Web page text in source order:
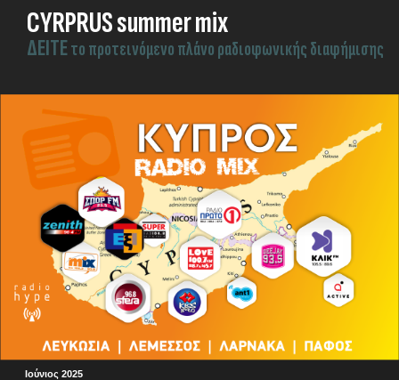
CYRPRUS summer mix
ΔEITEτο προτεινόμενο πλάνο ραδιοφωνικής διαφήμισης
Ιούνιος 2025